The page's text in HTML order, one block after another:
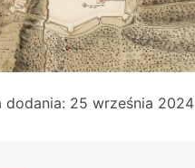
dodania: 25 września 2024